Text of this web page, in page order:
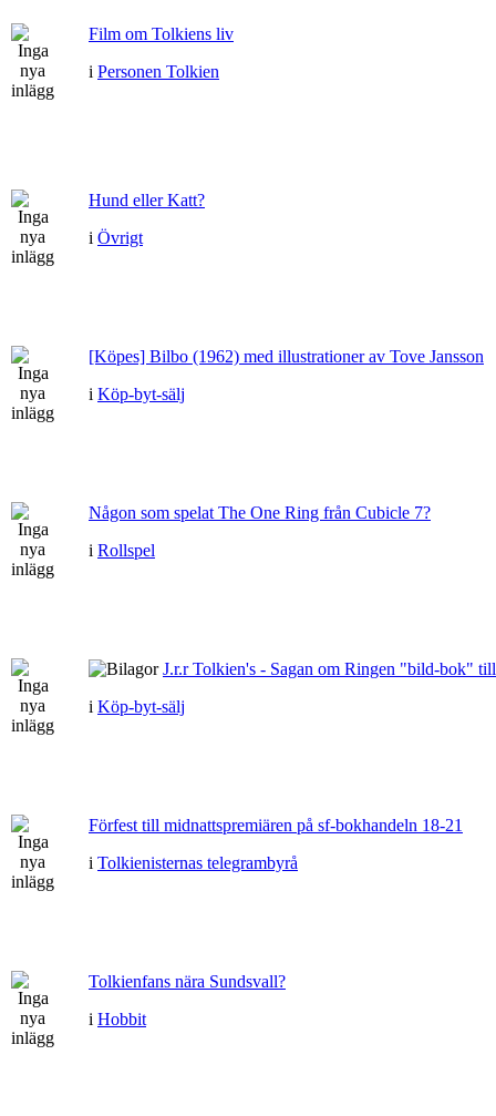
Film om Tolkiens liv
i Personen Tolkien
Hund eller Katt?
i Övrigt
[Köpes] Bilbo (1962) med illustrationer av Tove Jansson
i Köp-byt-sälj
Någon som spelat The One Ring från Cubicle 7?
i Rollspel
J.r.r Tolkien's - Sagan om Ringen "bild-bok"
i Köp-byt-sälj
Förfest till midnattspremiären på sf-bokhandeln 18-21
i Tolkienisternas telegrambyrå
Tolkienfans nära Sundsvall?
i Hobbit